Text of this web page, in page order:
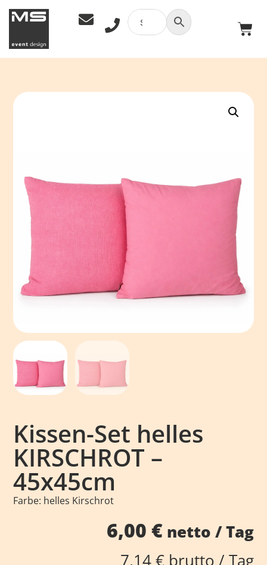
Kissen-Set helles
KIRSCHROT –
45x45cm
Farbe: helles Kirschrot
6,00 €netto / Tag
7,14 €brutto / Tag